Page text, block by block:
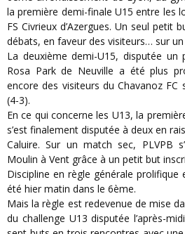
la première demi-finale U15 entre les
FS Civrieux d’Azergues. Un seul petit
débats, en faveur des visiteurs… sur un
La deuxième demi-U15, disputée
Rosa Park de Neuville a été plus
encore des visiteurs du Chavanoz FC
(4-3).
En ce qui concerne les U13, la
s’est finalement disputée à deux en
Caluire. Sur un match sec, PLVPB
Moulin à Vent grâce à un petit but
Discipline en règle générale prolifique
été hier matin dans le 6ème.
Mais la règle est redevenue de mise
du challenge U13 disputée l’après-